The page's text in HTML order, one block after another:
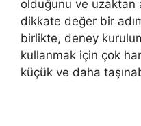
olduğunu ve uzaktan
dikkate değer bir
birlikte, deney
kullanmak için çok
küçük ve daha